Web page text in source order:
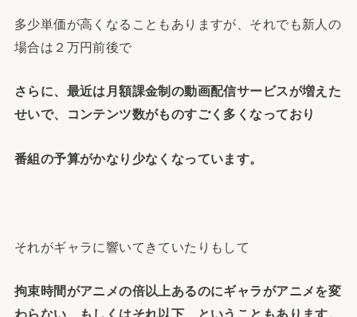
多少単価が高くなることもありますが、それでも新人の
場合は２万円前後で
さらに、最近は月額課金制の動画配信サービスが増えた
せいで、コンテンツ数がものすごく多くなっており
番組の予算がかなり少なくなっています。
それがギャラに響いてきていたりもして
拘束時間がアニメの倍以上あるのにギャラがアニメを変
わらない、もしくはそれ以下、ということもあります。